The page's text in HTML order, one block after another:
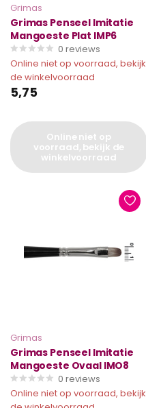
Grimas
Grimas Penseel Imitatie
Mangoeste Plat IMP6
0 reviews
Online niet op voorraad, bekijk
de winkelvoorraad
5,75
Online niet op
voorraad, bekijk de
winkelvoorraad
Grimas
Grimas Penseel Imitatie
Mangoeste Ovaal IMO8
0 reviews
Online niet op voorraad, bekijk